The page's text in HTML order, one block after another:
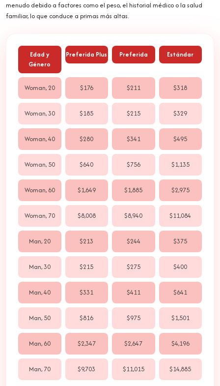
menudo debido a factores como el peso, el historial médico o la salud
familiar, lo que conduce a primas más altas.
Edad y
Género
Preferida Plus Preferida Estándar
Woman, 20 $176 $211 $318
Woman, 30 $185 $215 $329
Woman, 40 $280 $341 $495
Woman, 50 $640 $756 $1,135
Woman, 60 $1,649 $1,885 $2,975
Woman, 70 $8,008 $8,940 $11,084
Man, 20 $213 $244 $375
Man, 30 $215 $275 $400
Man, 40 $331 $411 $641
Man, 50 $816 $975 $1,501
Man, 60 $2,347 $2,647 $4,196
Man, 70 $9,703 $11,015 $14,885